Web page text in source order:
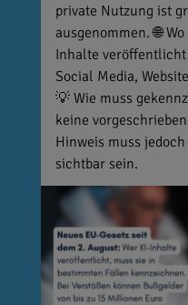
private Nutzung ist
ausgenommen. 🌐
Inhalte
Social Media,
💡 Wie muss
keine
Hinweis muss
sichtbar sein.